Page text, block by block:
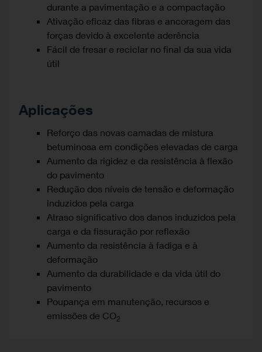
durante a pavimentação e a compactação
Ativação eficaz das fibras e ancoragem das
forças devido à excelente aderência
Fácil de fresar e reciclar no final da sua vida
útil
Aplicações
Reforço das novas camadas de mistura
betuminosa em condições elevadas de carga
Aumento da rigidez e da resistência à flexão
do pavimento
Redução dos níveis de tensão e deformação
induzidos pela carga
Atraso significativo dos danos induzidos pela
carga e da fissuração por reflexão
Aumento da resistência à fadiga e à
deformação
Aumento da durabilidade e da vida útil do
pavimento
Poupança em manutenção, recursos e
emissões de CO2